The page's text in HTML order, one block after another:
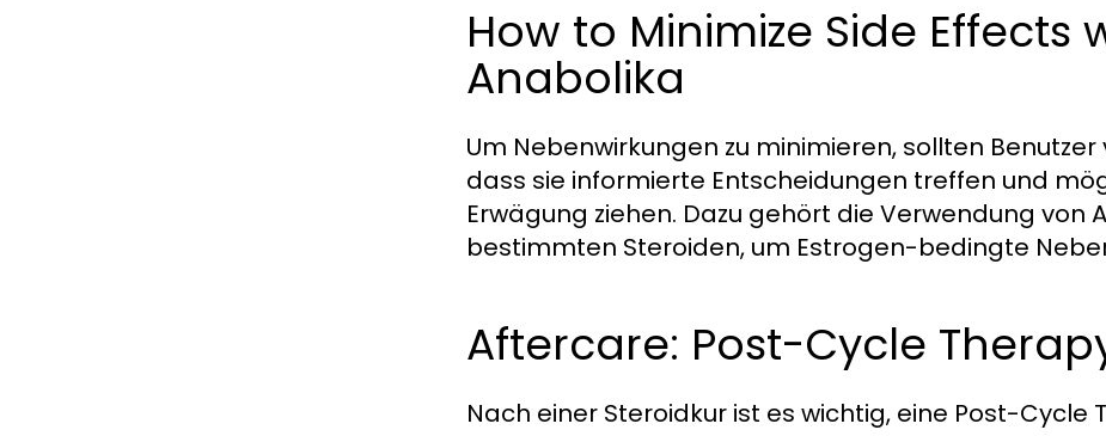
How to Minimize Side Effects
Anabolika
Um Nebenwirkungen zu minimieren, sollten
dass sie informierte Entscheidungen treffen und
Erwägung ziehen. Dazu gehört die Verwendung
bestimmten Steroiden, um Estrogen-bedingte
Aftercare: Post-Cycle
Nach einer Steroidkur ist es wichtig, eine Post-Cycle